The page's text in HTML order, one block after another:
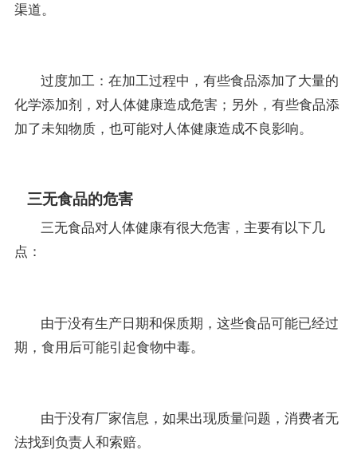
渠道。
过度加工：在加工过程中，有些食品添加了大量的
化学添加剂，对人体健康造成危害；另外，有些食品添
加了未知物质，也可能对人体健康造成不良影响。
三无食品的危害
三无食品对人体健康有很大危害，主要有以下几
点：
由于没有生产日期和保质期，这些食品可能已经过
期，食用后可能引起食物中毒。
由于没有厂家信息，如果出现质量问题，消费者无
法找到负责人和索赔。